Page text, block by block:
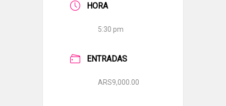
HORA
5:30 pm
ENTRADAS
ARS9,000.00